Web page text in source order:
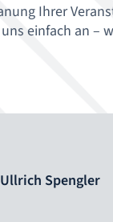
Ihrer
einfach an –
Ullrich Spengler